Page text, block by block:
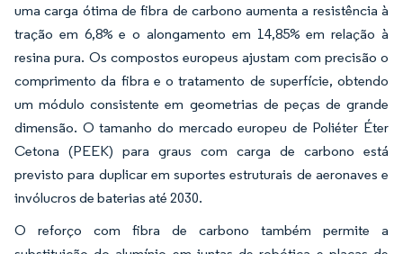
uma carga ótima de fibra de carbono aumenta a resistência à
tração em 6,8% e o alongamento em 14,85% em relação à
resina pura. Os compostos europeus ajustam com precisão o
comprimento da fibra e o tratamento de superfície, obtendo
um módulo consistente em geometrias de peças de grande
dimensão. O tamanho do mercado europeu de Poliéter Éter
Cetona (PEEK) para graus com carga de carbono está
previsto para duplicar em suportes estruturais de aeronaves e
invólucros de baterias até 2030.
O reforço com fibra de carbono também permite a